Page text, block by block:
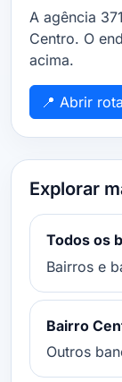
A agência
Centro. O
acima.
📍 Abrir
Explorar
Todos os
Bairros e
Bairro
Outros